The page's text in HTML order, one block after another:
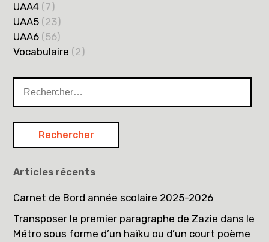
UAA4 (7)
UAA5 (23)
UAA6 (56)
Vocabulaire (2)
Articles récents
Carnet de Bord année scolaire 2025-2026
Transposer le premier paragraphe de Zazie dans le
Métro sous forme d’un haïku ou d’un court poème